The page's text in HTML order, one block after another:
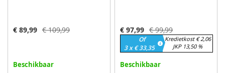
Speciale
€ 89,99 € 109,99
Beschikbaar
Speciale
prijs
€ 97,99 € 99,99
Of
3 x € 33,35
Kredietkost € 2,06
JKP 13,50 %
Beschikbaar